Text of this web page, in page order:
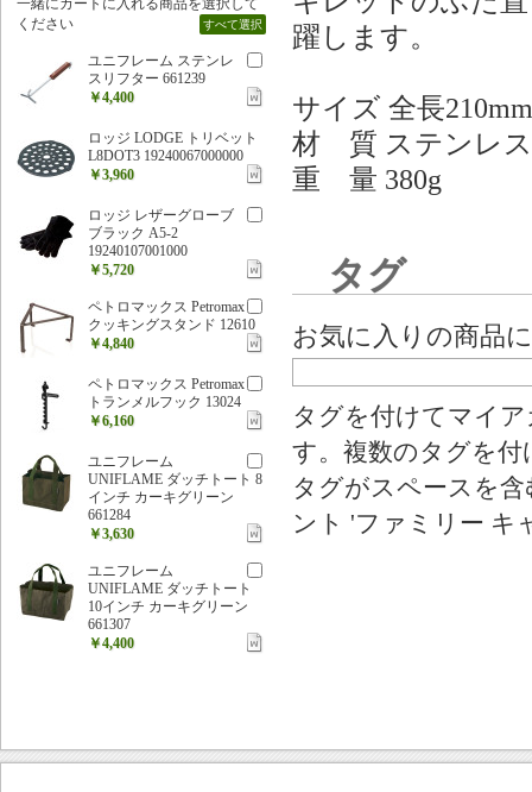
躍します。
サイズ 全長210mm
材 質 ステンレ
重 量 380g
タグ
お気に入りの商品
タグを付けてマイ
す。複数のタグを
タグがスペースを
ント 'ファミリー キ
一緒にカートに入れる商品を選択して
ください
すべて選択
ユニフレーム ステンレ
スリフター 661239
￥4,400
ロッジ LODGE トリベット
L8DOT3 19240067000000
￥3,960
ロッジ レザーグローブ
ブラック A5-2
19240107001000
￥5,720
ペトロマックス Petromax
クッキングスタンド 12610
￥4,840
ペトロマックス Petromax
トランメルフック 13024
￥6,160
ユニフレーム
UNIFLAME ダッチトート 8
インチ カーキグリーン
661284
￥3,630
ユニフレーム
UNIFLAME ダッチトート
10インチ カーキグリーン
661307
￥4,400